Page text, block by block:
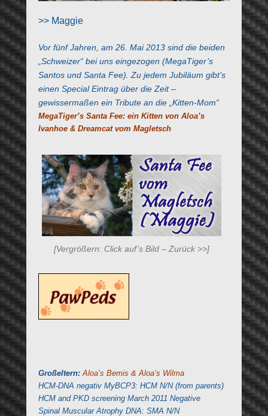
>> Maggie
Vor fünf Jahren, am 26. Mai 2013 sind die beiden
„Schweizer“ bei uns eingezogen (MegaTiger’s
Santos und Santa Fee). Zu jedem Jubiläum gibt’s
einen Special Eintrag über die Zeit –
gewissermaßen ein Tribute an die „Kitten-Mom“
MegaTiger’s Santa Fee: ein Kitten von Aloa’s
Ivanhoe & Dreamcat vom Magletsch
[Vergrößern: Click auf’s Bild – Zurück >>]
Großeltern: Aloa’s Bemis & Aloa’s Wilma
HCM-DNA negativ MyBCP3: HCM N/N (from parents)
HCM and PKD screening March 2011 Negative
Spinal Muscular Atrophy DNA: SMA N/N